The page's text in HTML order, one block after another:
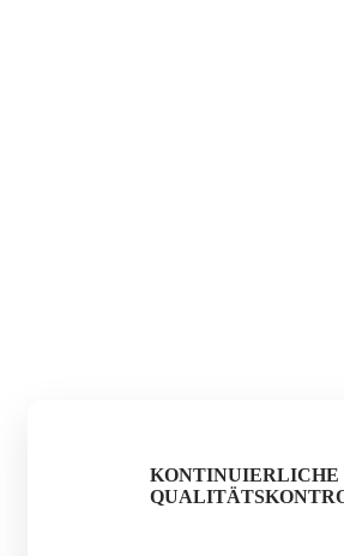
KONTINUIERLICHE